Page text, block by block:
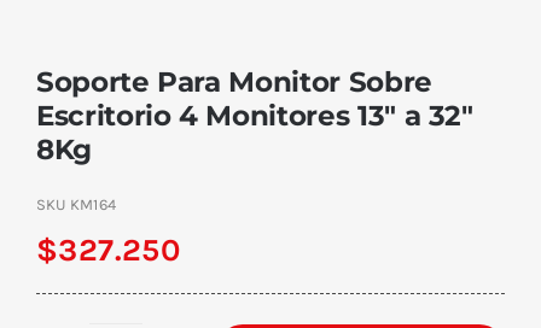
Soporte Para Monitor Sobre
Escritorio 4 Monitores 13″ a 32″
8Kg
SKU KM164
$327.250